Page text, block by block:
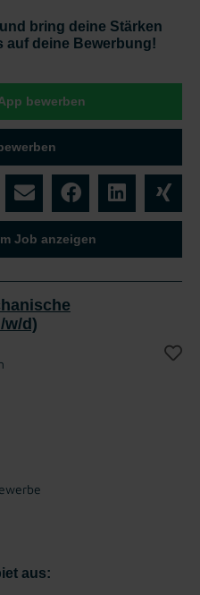
bring deine Stärken
auf deine Bewerbung!
bewerben
Job anzeigen
w/d)
aus: